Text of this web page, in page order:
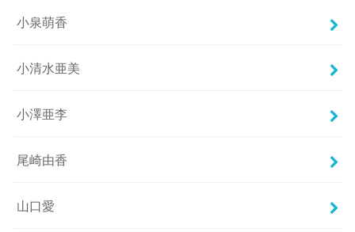
小泉萌香
小清水亜美
小澤亜李
尾崎由香
山口愛